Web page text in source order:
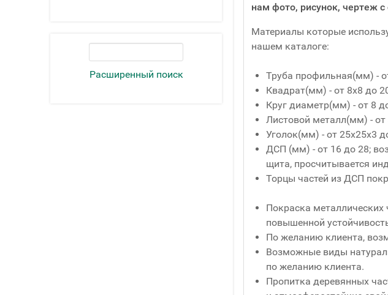
Расширенный поиск
нам фото, рисунок, чертеж
Материалы которые
нашем каталоге:
Труба профильная(мм) -
Квадрат(мм) - от 8x8 до
Круг диаметр(мм) - от 8
Листовой металл(мм) - от
Уголок(мм) - от 25x25x3
ДСП (мм) - от 16 до 28;
щита, просчитывается
Торцы частей из ДСП
Покраска металлических
повышенной
По желанию клиента,
Возможные виды
по желанию клиента.
Пропитка деревянных